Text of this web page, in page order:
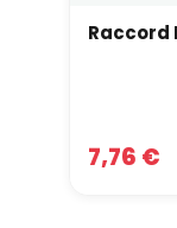
Raccord
7,76 €